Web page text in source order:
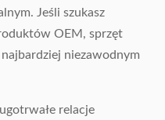
Jeśli szukasz
OEM, sprzęt
niezawodnym
relacje